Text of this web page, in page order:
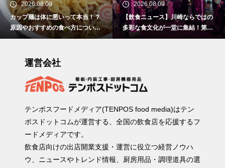
2026.08.09
カップ麺は体に悪いって本当！？
原因やおすすめの食べ方について
解説！
2026.08.09
【飲食ニュース】川崎ならではの
多彩な食文化が一堂に集結！第5
回『川崎夜市』を開催します！
運営会社
テンポスフードメディア(TENPOS food media)はテン
ポスドットコムが運営する、全国の飲食店を応援するフ
ードメディアです。
飲食店向けの出店開業支援・運営に役立つ経営ノウハ
ウ、ニュースやトレンド情報、厨房用品・調理道具の選